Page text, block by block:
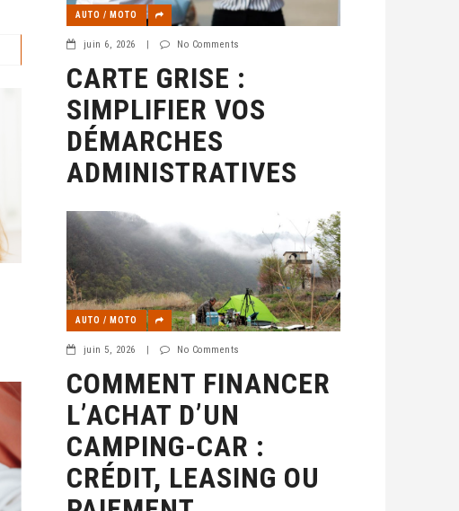
AUTO / MOTO
juin 6, 2026 No Comments
CARTE GRISE :
SIMPLIFIER VOS
DÉMARCHES
ADMINISTRATIVES
AUTO / MOTO
juin 5, 2026 | No Comments
COMMENT FINANCER
L’ACHAT D’UN
CAMPING-CAR :
CRÉDIT, LEASING OU